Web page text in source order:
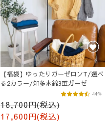
【福袋】ゆったりガーゼロンT/選べ
る2カラー/知多木綿3重ガーゼ
18,700円(税込)
17,600円(税込)
44件